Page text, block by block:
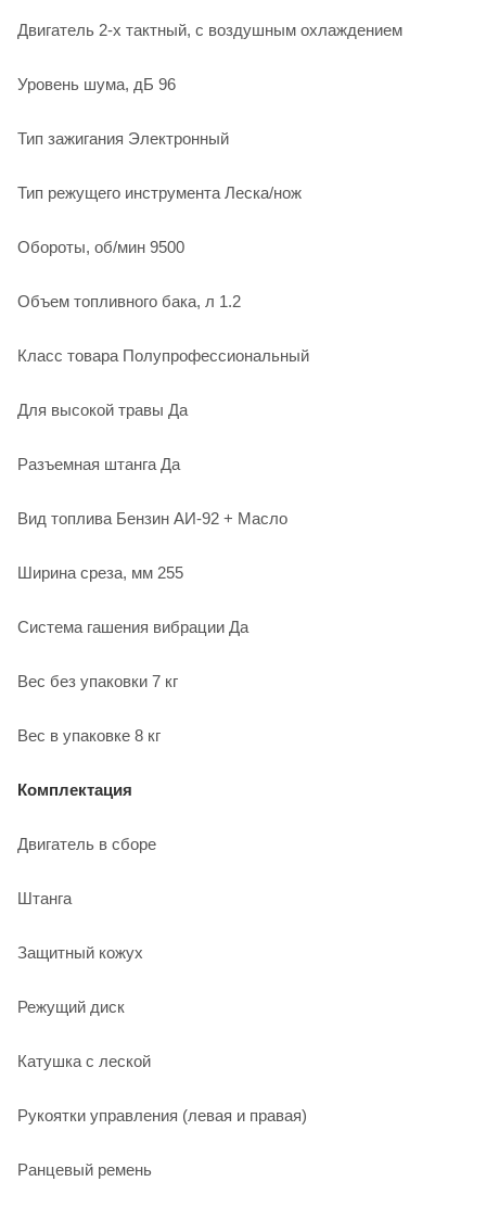
Двигатель 2-х тактный, с воздушным охлаждением
Уровень шума, дБ 96
Тип зажигания Электронный
Тип режущего инструмента Леска/нож
Обороты, об/мин 9500
Объем топливного бака, л 1.2
Класс товара Полупрофессиональный
Для высокой травы Да
Разъемная штанга Да
Вид топлива Бензин АИ-92 + Масло
Ширина среза, мм 255
Система гашения вибрации Да
Вес без упаковки 7 кг
Вес в упаковке 8 кг
Комплектация
Двигатель в сборе
Штанга
Защитный кожух
Режущий диск
Катушка с леской
Рукоятки управления (левая и правая)
Ранцевый ремень